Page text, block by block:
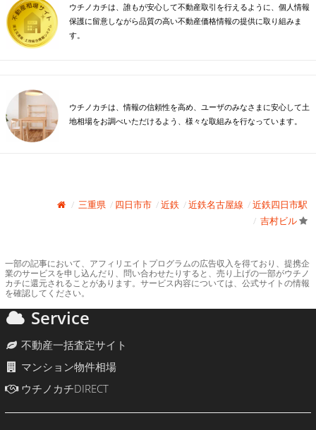
ウチノカチは、誰もが安心して不動産取引を行えるように、個人情報
保護に留意しながら品質の高い不動産価格情報の提供に取り組みま
す。
ウチノカチは、情報の信頼性を高め、ユーザのみなさまに安心して土
地相場をお調べいただけるよう、様々な取組みを行なっています。
三重県 四日市市 近鉄 近鉄名古屋線
近鉄四日市駅
吉村ビル
一部の記事において、アフィリエイトプログラムの広告収入を得ており、提携企
業のサービスを申し込んだり、問い合わせたりすると、売り上げの一部がウチノ
カチに還元されることがあります。サービス内容については、公式サイトの情報
を確認してください。
Service
不動産一括査定サイト
マンション物件相場
ウチノカチDIRECT